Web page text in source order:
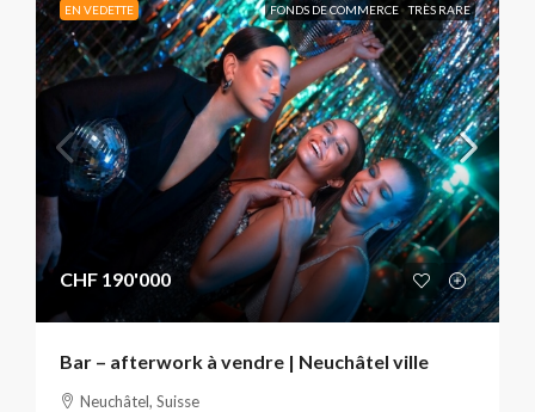
EN VEDETTE FONDS DE COMMERCE TRÈS RARE
CHF 190'000
Bar – afterwork à vendre | Neuchâtel ville
Neuchâtel, Suisse